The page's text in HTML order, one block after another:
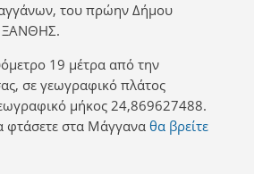
του πρώην Δήμου
ΞΑΝΘΗΣ.
19 μέτρα από την
σε γεωγραφικό πλάτος
μήκος 24,869627488.
φτάσετε στα Μάγγανα θα βρείτε